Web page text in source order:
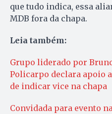
que tudo indica, essa
MDB fora da chapa.
Leia também:
Grupo liderado por
Policarpo declara apoio
de indicar vice na chapa
Convidada para evento